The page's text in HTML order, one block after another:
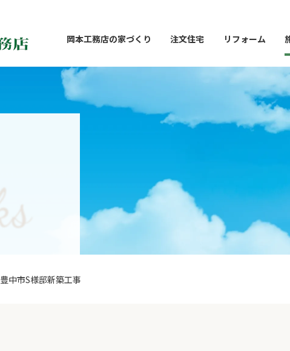
岡本工務店の家づくり 注文住宅 リフォーム
豊中市S様邸新築工事